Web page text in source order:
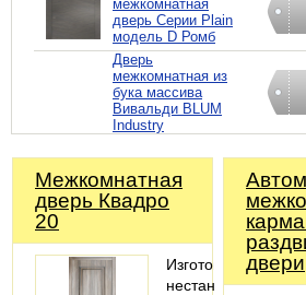
межкомнатная
дверь Серии Plain
модель D Ромб
Дверь
межкомнатная из
бука массива
Вивальди BLUM
Industry
Межкомнатная
дверь Квадро
20
Изготовление
нестандартных
двери